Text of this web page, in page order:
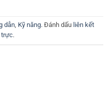
dẫn, Kỹ năng. Đánh dấu liên kết
trực.